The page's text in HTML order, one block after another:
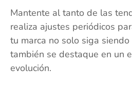
Mantente al tanto de las
realiza ajustes periódicos
tu marca no solo siga
también se destaque en un
evolución.